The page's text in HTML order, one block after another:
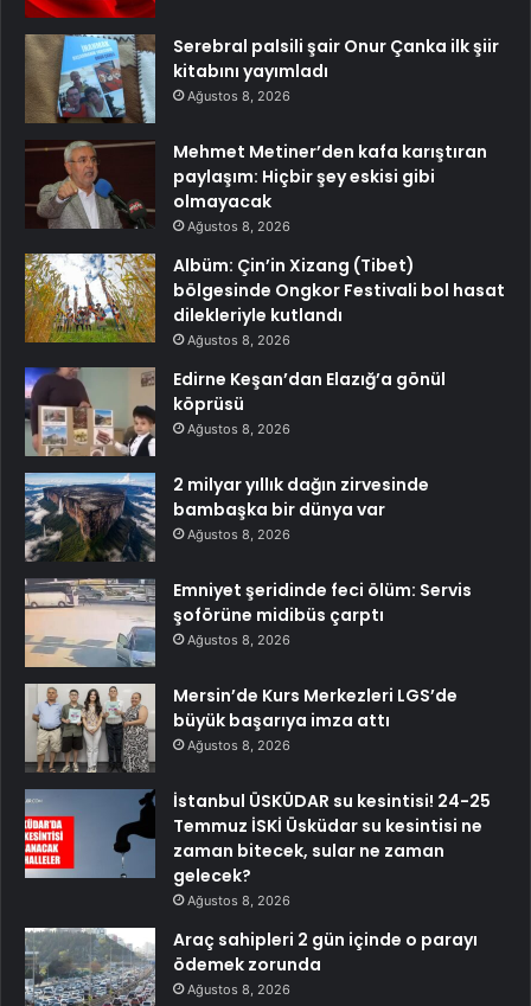
Serebral palsili şair Onur Çanka ilk şiir
kitabını yayımladı
Ağustos 8, 2026
Mehmet Metiner’den kafa karıştıran
paylaşım: Hiçbir şey eskisi gibi
olmayacak
Ağustos 8, 2026
Albüm: Çin’in Xizang (Tibet)
bölgesinde Ongkor Festivali bol hasat
dilekleriyle kutlandı
Ağustos 8, 2026
Edirne Keşan’dan Elazığ’a gönül
köprüsü
Ağustos 8, 2026
2 milyar yıllık dağın zirvesinde
bambaşka bir dünya var
Ağustos 8, 2026
Emniyet şeridinde feci ölüm: Servis
şoförüne midibüs çarptı
Ağustos 8, 2026
Mersin’de Kurs Merkezleri LGS’de
büyük başarıya imza attı
Ağustos 8, 2026
İstanbul ÜSKÜDAR su kesintisi! 24-25
Temmuz İSKİ Üsküdar su kesintisi ne
zaman bitecek, sular ne zaman
gelecek?
Ağustos 8, 2026
Araç sahipleri 2 gün içinde o parayı
ödemek zorunda
Ağustos 8, 2026